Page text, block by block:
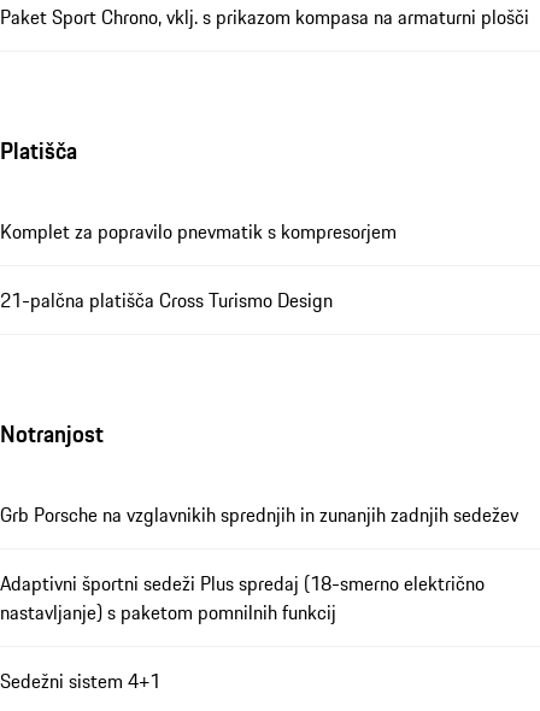
Paket Sport Chrono, vklj. s prikazom kompasa na armaturni plošči
Platišča
Komplet za popravilo pnevmatik s kompresorjem
21-palčna platišča Cross Turismo Design
Notranjost
Grb Porsche na vzglavnikih sprednjih in zunanjih zadnjih sedežev
Adaptivni športni sedeži Plus spredaj (18-smerno električno
nastavljanje) s paketom pomnilnih funkcij
Sedežni sistem 4+1